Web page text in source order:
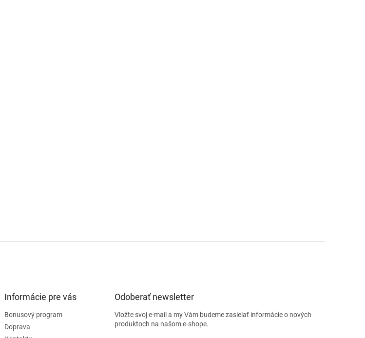
Informácie pre vás
Bonusový program
Doprava
Odoberať newsletter
Vložte svoj e-mail a my Vám budeme zasielať informácie o nových
produktoch na našom e-shope.